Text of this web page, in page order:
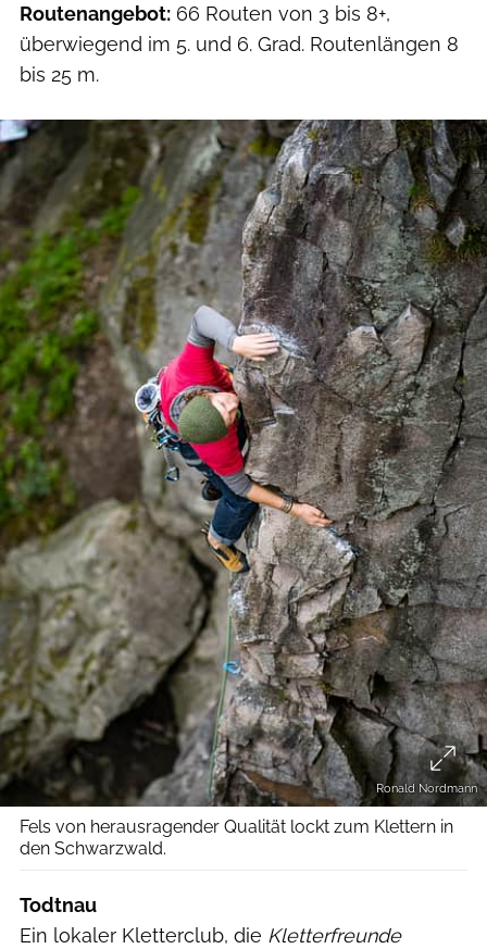
Routenangebot: 66 Routen von 3 bis 8+,
überwiegend im 5. und 6. Grad. Routenlängen 8
bis 25 m.
Ronald Nordmann
Fels von herausragender Qualität lockt zum Klettern in
den Schwarzwald.
Todtnau
Ein lokaler Kletterclub, die Kletterfreunde